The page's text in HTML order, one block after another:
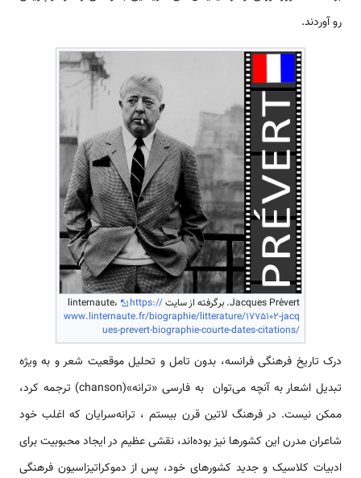
رو آوردند.
Jacques Prévert. برگرفته از سایت linternaute،
https://
www.linternaute.fr/biographie/litterature/1775102-jacq
ues-prevert-biographie-courte-dates-citations/
درک تاریخ فرهنگی فرانسه، بدون تامل و تحلیل موقعیت شعر و به ویژه
تبدیل اشعار به آنچه می‌توان به فارسی «ترانه»(chanson) ترجمه کرد،
ممکن نیست. در فرهنگ لاتین قرن بیستم ، ترانه‌سرایان که اغلب خود
شاعران مدرن این کشورها نیز بوده‌اند، نقشی عظیم در ایجاد محبوبیت برای
ادبیات کلاسیک و جدید کشورهای خود، پس از دموکراتیزاسیون فرهنگی